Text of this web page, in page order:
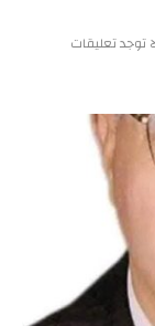
توجد تعليقات